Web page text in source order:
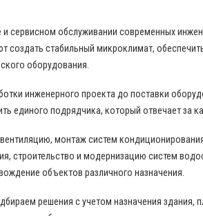
и сервисном обслуживании современных
стабильный микроклимат,
оборудования.
инженерного проекта до поставки
единого подрядчика, который отвечает за
монтаж систем
строительство и модернизацию систем
объектов различного назначения.
решения с учетом назначения здания,